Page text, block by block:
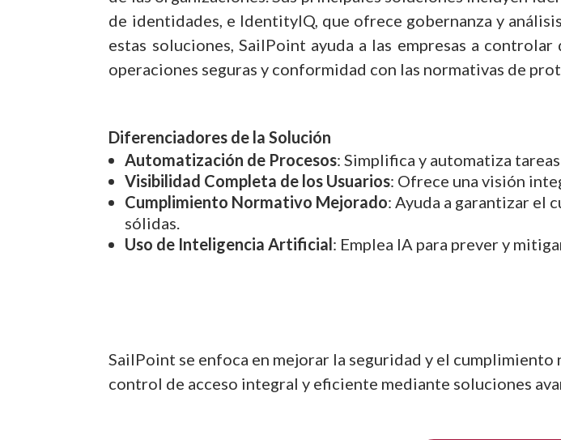
de identidades, e IdentityIQ, que ofrece gobernanza y
estas soluciones, SailPoint ayuda a las empresas a
operaciones seguras y conformidad con las normativas de
Diferenciadores de la Solución
Automatización de Procesos: Simplifica y automatiza
Visibilidad Completa de los Usuarios: Ofrece una visión
Cumplimiento Normativo Mejorado: Ayuda a garantizar el
sólidas.
Uso de Inteligencia Artificial: Emplea IA para prever y
SailPoint se enfoca en mejorar la seguridad y el
control de acceso integral y eficiente mediante soluciones